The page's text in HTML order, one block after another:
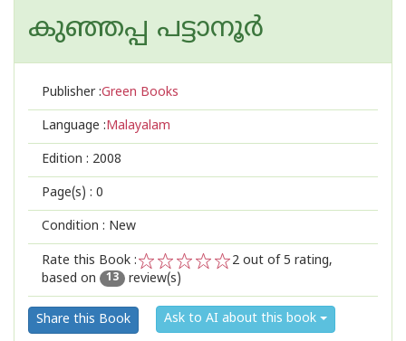
കുഞ്ഞപ്പ പട്ടാ‍നൂര്‍
Publisher :Green Books
Language :Malayalam
Edition : 2008
Page(s) : 0
Condition : New
Rate this Book :
3
2
1
2 out of 5 rating,
based on
13 review(s)
Share this Book Ask to AI about this book